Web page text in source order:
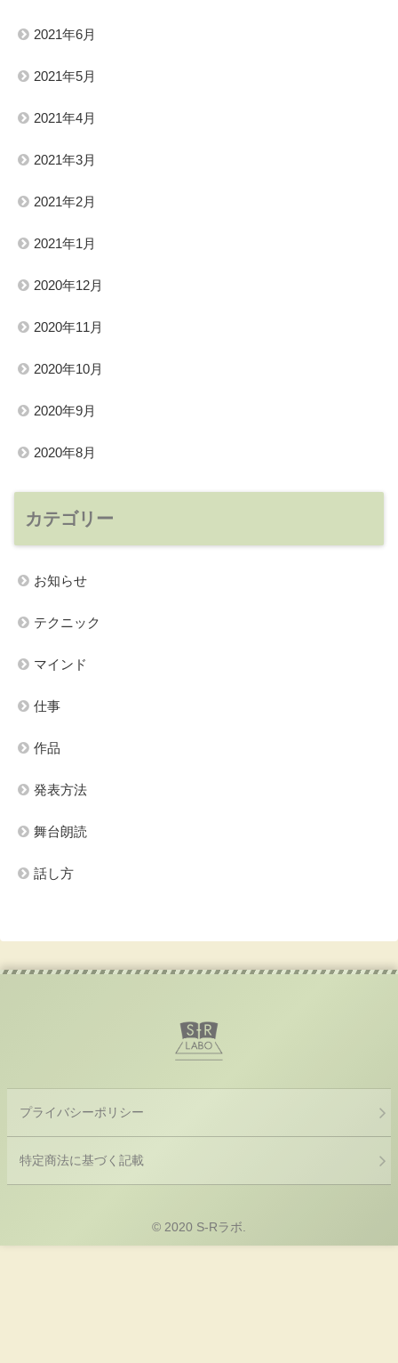
2021年6月
2021年5月
2021年4月
2021年3月
2021年2月
2021年1月
2020年12月
2020年11月
2020年10月
2020年9月
2020年8月
カテゴリー
お知らせ
テクニック
マインド
仕事
作品
発表方法
舞台朗読
話し方
プライバシーポリシー
特定商法に基づく記載
© 2020 S-Rラボ.